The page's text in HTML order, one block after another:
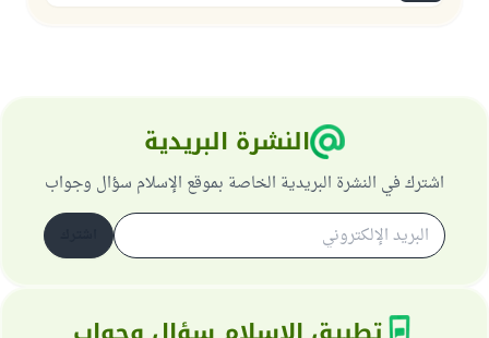
النشرة البريدية
اشترك في النشرة البريدية الخاصة بموقع الإسلام سؤال وجواب